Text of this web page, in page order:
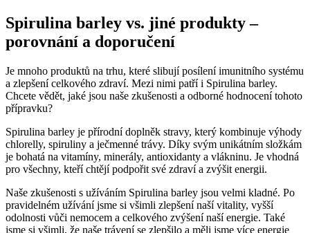
Spirulina barley vs. jiné produkty –
porovnání a doporučení
Je mnoho produktů na trhu, které slibují posílení imunitního systému
a zlepšení celkového zdraví. Mezi nimi patří i Spirulina barley.
Chcete vědět, jaké jsou naše zkušenosti a odborné hodnocení tohoto
přípravku?
Spirulina barley je přírodní doplněk stravy, který kombinuje výhody
chlorelly, spiruliny a ječmenné trávy. Díky svým unikátním složkám
je bohatá na vitamíny, minerály, antioxidanty a vlákninu. Je vhodná
pro všechny, kteří chtějí podpořit své zdraví a zvýšit energii.
Naše zkušenosti s užíváním Spirulina barley jsou velmi kladné. Po
pravidelném užívání jsme si všimli zlepšení naší vitality, vyšší
odolnosti vůči nemocem a celkového zvýšení naší energie. Také
jsme si všimli, že naše trávení se zlepšilo a měli jsme více energie